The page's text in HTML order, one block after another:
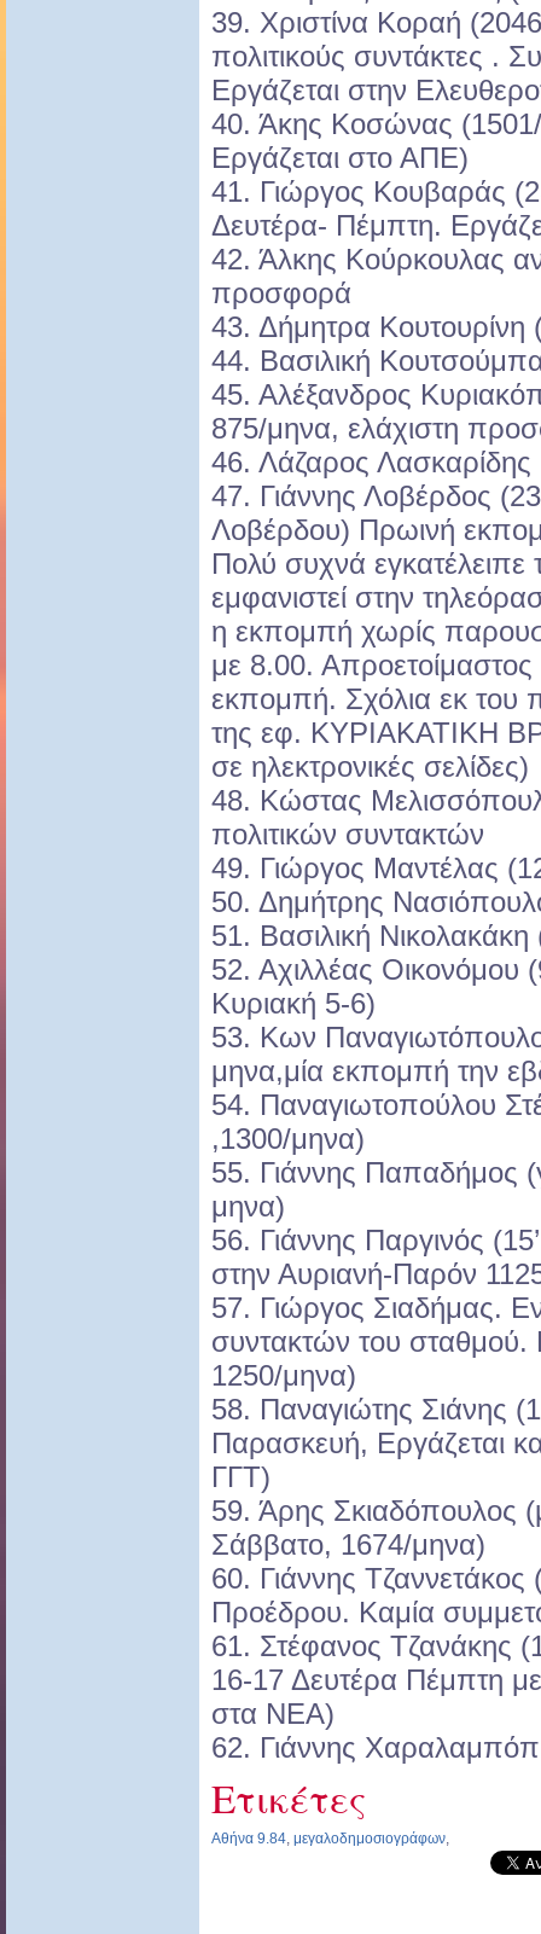
39. Χριστίνα Κοραή
πολιτικούς συντάκτες .
Εργάζεται στην
40. Άκης Κοσώνας
Εργάζεται στο ΑΠΕ)
41. Γιώργος Κουβαράς
Δευτέρα- Πέμπτη.
42. Άλκης Κούρκουλας
προσφορά
43. Δήμητρα Κουτουρίνη
44. Βασιλική
45. Αλέξανδρος
875/μηνα, ελάχιστη
46. Λάζαρος Λασκαρίδης
47. Γιάννης Λοβέρδος
Λοβέρδου) Πρωινή
Πολύ συχνά
εμφανιστεί στην
η εκπομπή χωρίς
με 8.00. Απροετοίμαστος
εκπομπή. Σχόλια εκ του
της εφ. ΚΥΡΙΑΚΑΤΙΚΗ
σε ηλεκτρονικές σελίδες)
48. Κώστας
πολιτικών συντακτών
49. Γιώργος Μαντέλας
50. Δημήτρης
51. Βασιλική
52. Αχιλλέας
Κυριακή 5-6)
53. Κων
μηνα,μία εκπομπή την
54. Παναγιωτοπούλου
,1300/μηνα)
55. Γιάννης Παπαδήμος
μηνα)
56. Γιάννης Παργινός
στην Αυριανή-Παρόν
57. Γιώργος Σιαδήμας.
συντακτών του
1250/μηνα)
58. Παναγιώτης Σιάνης
Παρασκευή, Εργάζεται
ΓΓΤ)
59. Άρης Σκιαδόπουλος
Σάββατο, 1674/μηνα)
60. Γιάννης
Προέδρου. Καμία
61. Στέφανος Τζανάκης
16-17 Δευτέρα Πέμπτη
στα ΝΕΑ)
62. Γιάννης
Ετικέτες
Αθήνα 9.84, μεγαλοδημοσιογράφων,